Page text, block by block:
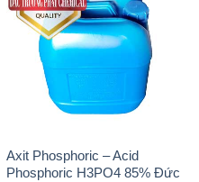
Axit Phosphoric – Acid
Phosphoric H3PO4 85% Đức
Giang Việt Nam